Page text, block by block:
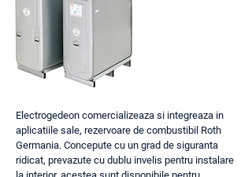
Electrogedeon comercializeaza si integreaza in
aplicatiile sale, rezervoare de combustibil Roth
Germania. Concepute cu un grad de siguranta
ridicat, prevazute cu dublu invelis pentru instalare